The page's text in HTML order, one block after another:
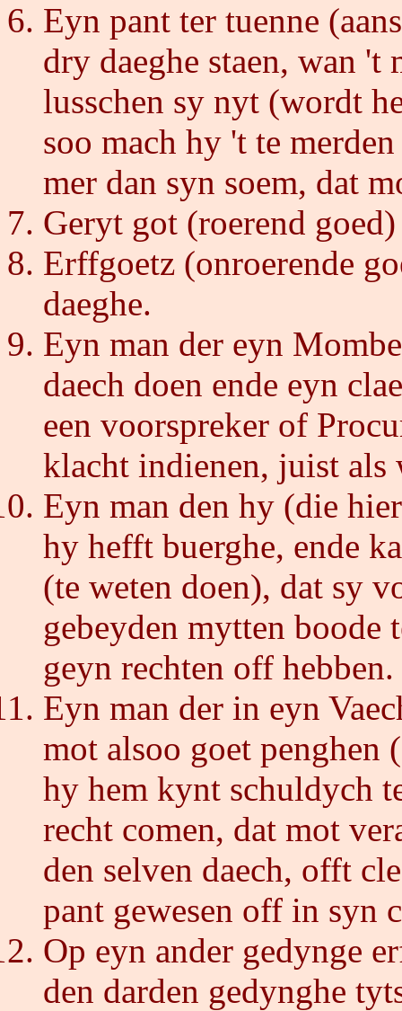
Eyn pant ter tuenne
dry daeghe staen, wan 't
lusschen sy nyt (wordt
soo mach hy 't te
mer dan syn soem, dat
Geryt got (roerend goed)
Erffgoetz (onroerende
daeghe.
Eyn man der eyn
daech doen ende eyn
een voorspreker of
klacht indienen, juist
Eyn man den hy (die
hy hefft buerghe, ende
(te weten doen), dat sy
gebeyden mytten boode
geyn rechten off hebben.
Eyn man der in eyn
mot alsoo goet penghen
hy hem kynt schuldych
recht comen, dat mot
den selven daech, offt
pant gewesen off in syn
Op eyn ander gedynge
den darden gedynghe